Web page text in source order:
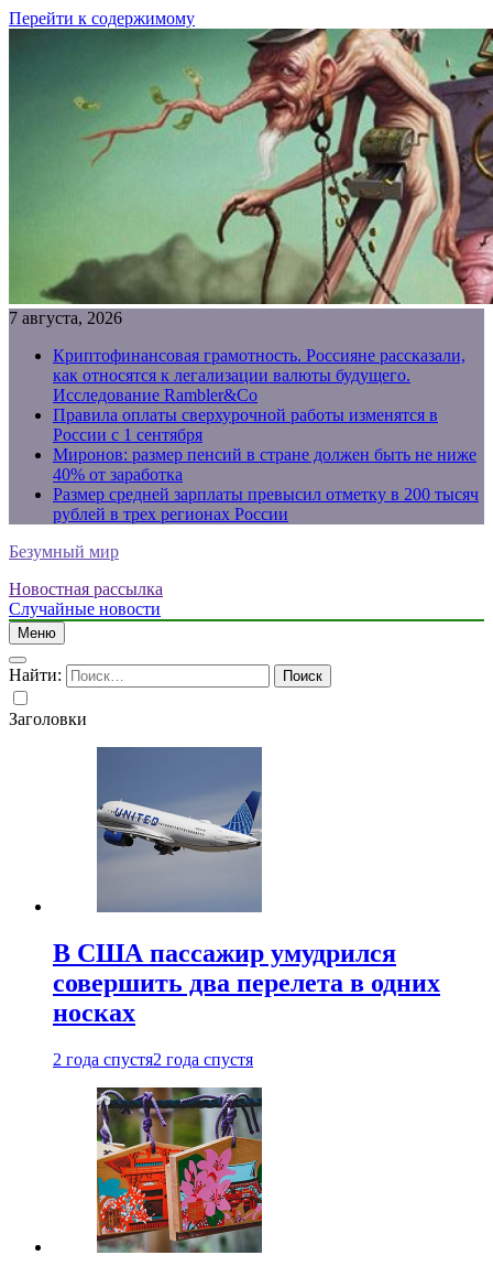
Перейти к содержимому
7 августа, 2026
Криптофинансовая грамотность. Россияне рассказали,
как относятся к легализации валюты будущего.
Исследование Rambler&Co
Правила оплаты сверхурочной работы изменятся в
России с 1 сентября
Миронов: размер пенсий в стране должен быть не ниже
40% от заработка
Размер средней зарплаты превысил отметку в 200 тысяч
рублей в трех регионах России
Безумный мир
Новостная рассылка
Случайные новости
Меню
Найти:
Заголовки
В США пассажир умудрился
совершить два перелета в одних
носках
2 года спустя2 года спустя